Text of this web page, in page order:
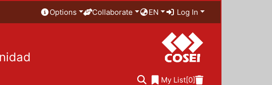
Options Collaborate EN Log In
My List[0]